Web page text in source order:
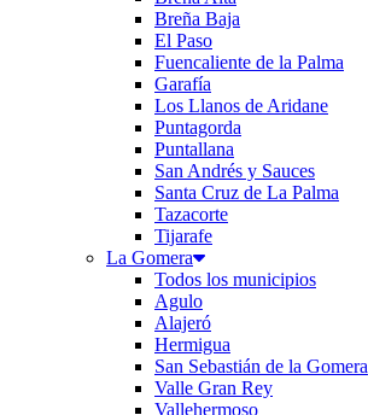
Breña Baja
El Paso
Fuencaliente de la Palma
Garafía
Los Llanos de Aridane
Puntagorda
Puntallana
San Andrés y Sauces
Santa Cruz de La Palma
Tazacorte
Tijarafe
La Gomera
Todos los municipios
Agulo
Alajeró
Hermigua
San Sebastián de la Gomera
Valle Gran Rey
Vallehermoso